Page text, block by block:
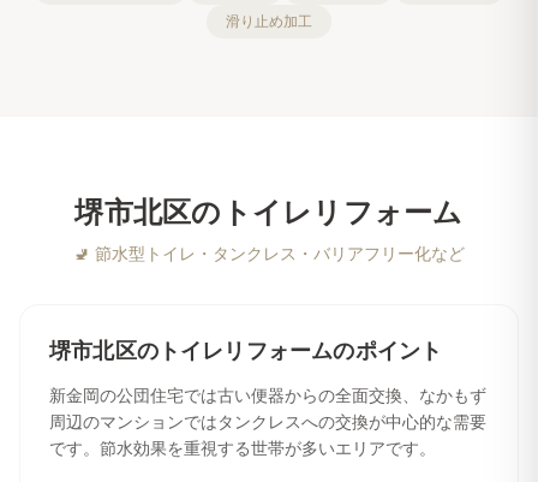
滑り止め加工
堺市北区の トイレリフォーム
🚽 節水型トイレ・タンクレス・バリアフリー化など
堺市北区のトイレリフォームのポイント
新金岡の公団住宅では古い便器からの全面交換、なかもず
周辺のマンションではタンクレスへの交換が中心的な需要
です。節水効果を重視する世帯が多いエリアです。